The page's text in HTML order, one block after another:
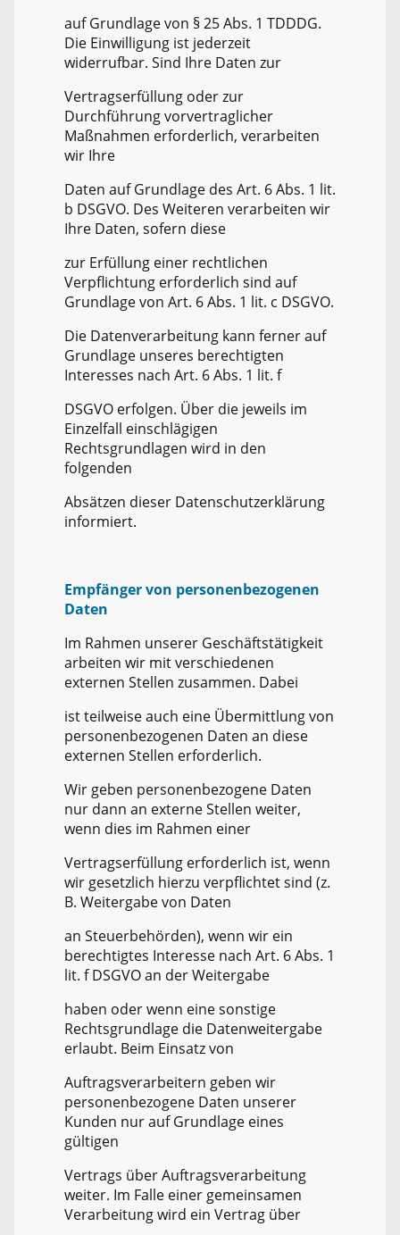
auf Grundlage von § 25 Abs. 1 TDDDG.
Die Einwilligung ist jederzeit
widerrufbar. Sind Ihre Daten zur
Vertragserfüllung oder zur
Durchführung vorvertraglicher
Maßnahmen erforderlich, verarbeiten
wir Ihre
Daten auf Grundlage des Art. 6 Abs. 1 lit.
b DSGVO. Des Weiteren verarbeiten wir
Ihre Daten, sofern diese
zur Erfüllung einer rechtlichen
Verpflichtung erforderlich sind auf
Grundlage von Art. 6 Abs. 1 lit. c DSGVO.
Die Datenverarbeitung kann ferner auf
Grundlage unseres berechtigten
Interesses nach Art. 6 Abs. 1 lit. f
DSGVO erfolgen. Über die jeweils im
Einzelfall einschlägigen
Rechtsgrundlagen wird in den
folgenden
Absätzen dieser Datenschutzerklärung
informiert.
Empfänger von personenbezogenen
Daten
Im Rahmen unserer Geschäftstätigkeit
arbeiten wir mit verschiedenen
externen Stellen zusammen. Dabei
ist teilweise auch eine Übermittlung von
personenbezogenen Daten an diese
externen Stellen erforderlich.
Wir geben personenbezogene Daten
nur dann an externe Stellen weiter,
wenn dies im Rahmen einer
Vertragserfüllung erforderlich ist, wenn
wir gesetzlich hierzu verpflichtet sind (z.
B. Weitergabe von Daten
an Steuerbehörden), wenn wir ein
berechtigtes Interesse nach Art. 6 Abs. 1
lit. f DSGVO an der Weitergabe
haben oder wenn eine sonstige
Rechtsgrundlage die Datenweitergabe
erlaubt. Beim Einsatz von
Auftragsverarbeitern geben wir
personenbezogene Daten unserer
Kunden nur auf Grundlage eines
gültigen
Vertrags über Auftragsverarbeitung
weiter. Im Falle einer gemeinsamen
Verarbeitung wird ein Vertrag über